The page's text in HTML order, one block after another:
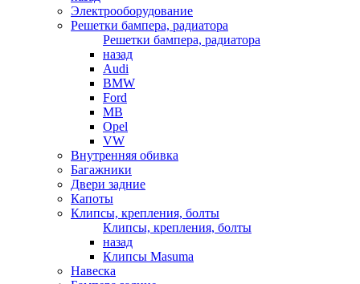
Электрооборудование
Решетки бампера, радиатора
Решетки бампера, радиатора
назад
Audi
BMW
Ford
MB
Opel
VW
Внутренняя обивка
Багажники
Двери задние
Капоты
Клипсы, крепления, болты
Клипсы, крепления, болты
назад
Клипсы Masuma
Навеска